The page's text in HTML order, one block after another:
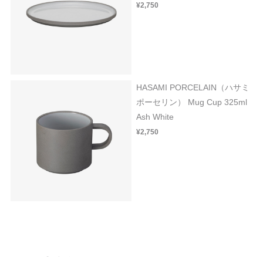
¥2,750
HASAMI PORCELAIN（ハサミ
ポーセリン） Mug Cup 325ml
Ash White
¥2,750